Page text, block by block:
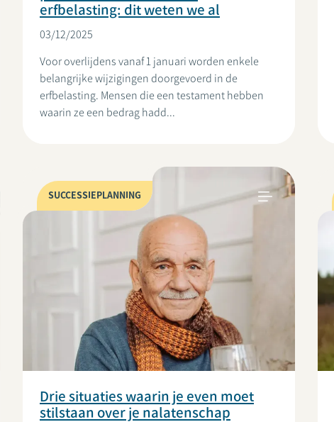
erfbelasting: dit weten we al
03/12/2025
Voor overlijdens vanaf 1 januari worden enkele
belangrijke wijzigingen doorgevoerd in de
erfbelasting. Mensen die een testament hebben
waarin ze een bedrag hadd...
SUCCESSIEPLANNING
Drie situaties waarin je even moet
stilstaan over je nalatenschap